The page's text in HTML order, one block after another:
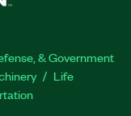
& Government
Life